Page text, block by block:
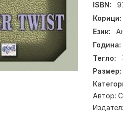
ISBN:
Корици:
Език:
Година:
Тегло:
Размер:
Автор:
Издател: